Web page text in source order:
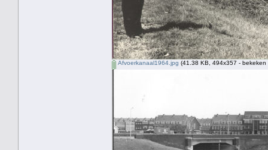
Afvoerkanaal1964.jpg (41.38 KB, 494x357 - bekeken